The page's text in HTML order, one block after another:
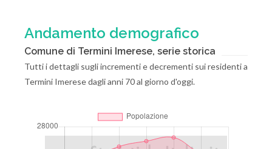
Andamento demografico
Comune di Termini Imerese, serie storica
Tutti i dettagli sugli incrementi e decrementi sui residenti a
Termini Imerese dagli anni 70 al giorno d'oggi.